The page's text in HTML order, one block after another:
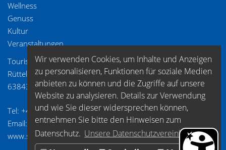
Wellness
Genuss
Kultur
Veranstaltungen
Tourismusverband Spessart-Mainland e.V.
Rüttelweg 7
63843 Niedernberg
Tel: +49 (0) 6028/ 99 89 72 2
Email: info@spessart-mainland.de
www.spessart-mainland.de
Wir verwenden Cookies, um Inhalte und Anzeigen
zu personalisieren, Funktionen für soziale Medien
anbieten zu können und die Zugriffe auf unsere
Website zu analysieren. Details zur Verwendung
und wie Sie dieser widersprechen können,
entnehmen Sie bitte den Hinweisen zum
Datenschutz. Unsere Datenschutzvereinbarung.